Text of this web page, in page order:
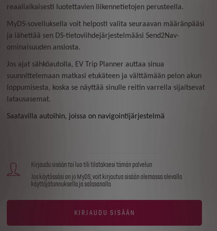
reaaliaikaisesti luotettavien liikennetietojen perusteella.
MyDS-sovelluksella voit helposti valita seuraavan määränpääsi
ja lähettää sen DS-tietoviihdejärjestelmääsi Send2Nav-
ominaisuuden ansiosta.
Jos ajat sähköautolla, EV Trip Planner auttaa sinua
suunnittelemaan matkasi etukäteen ja välttämään pelon akun
loppumisesta, koska se näyttää sinulle reitin varrella sijaitsevat
latausasemat.
Saatavilla autoihin, joissa on navigointijärjestelmä
Kirjaudu sisään tai luo tili tilataksesi tämän palvelun
Jos käytössäsi on jo MyDS, voit kirjautua sisään olemassa olevalla
käyttäjätunnuksella ja salasanalla
KIRJAUDU SISÄÄN